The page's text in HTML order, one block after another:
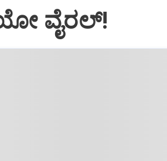
ವೈರಲ್!